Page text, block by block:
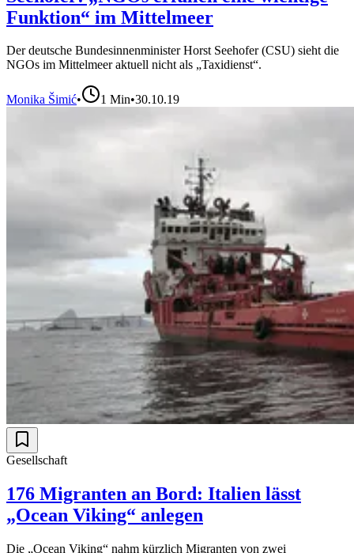
Funktion“ im Mittelmeer
Der deutsche Bundesinnenminister Horst Seehofer (CSU) sieht die
NGOs im Mittelmeer aktuell nicht als „Taxidienst“.
Monika Šimić• 1 Min•30.10.19
Gesellschaft
176 Migranten an Bord: Italien lässt
„Ocean Viking“ anlegen
Die „Ocean Viking“ nahm kürzlich Migranten von zwei